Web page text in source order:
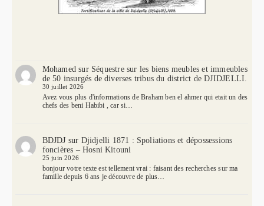
Mohamedsur Séquestre sur les biens meubles et immeubles
de 50 insurgés de diverses tribus du district de DJIDJELLI.
30 juillet 2026
Avez vous plus d'informations de Braham ben el ahmer qui etait un des
chefs des beni Habibi , car si…
BDJDJ sur Djidjelli 1871 : Spoliations et dépossessions
foncières – Hosni Kitouni
25 juin 2026
bonjour votre texte est tellement vrai : faisant des recherches sur ma
famille depuis 6 ans je découvre de plus…